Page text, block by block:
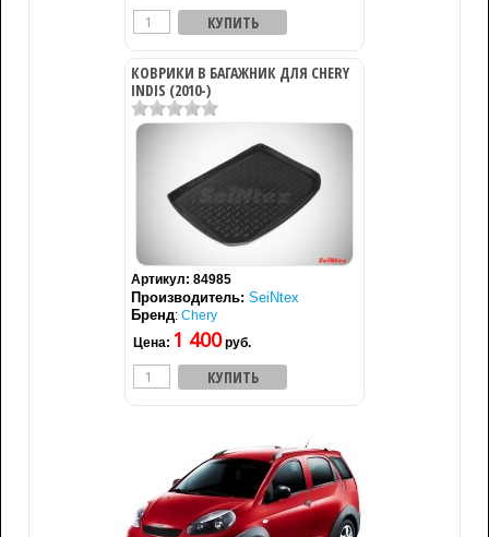
КОВРИКИ В БАГАЖНИК ДЛЯ CHERY
INDIS (2010-)
Артикул: 84985
Производитель: SeiNtex
Бренд: Chery
Цена: 1 400руб.